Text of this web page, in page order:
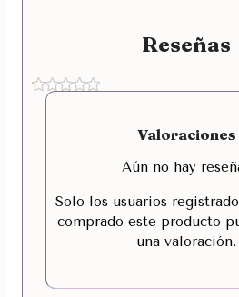
Reseñas
Valoraciones
Aún no hay
Solo los usuarios
comprado este producto
una valoración.